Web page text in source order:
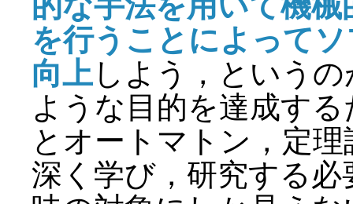
を行うことによって
向上しよう，という
ような目的を達成す
とオートマトン，定
深く学び，研究する